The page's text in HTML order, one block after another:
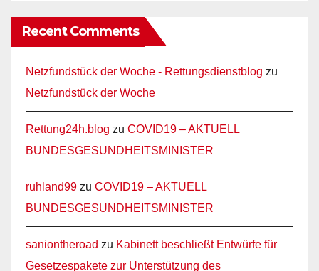
Recent Comments
Netzfundstück der Woche - Rettungsdienstblog zu
Netzfundstück der Woche
Rettung24h.blog zu COVID19 – AKTUELL
BUNDESGESUNDHEITSMINISTER
ruhland99 zu COVID19 – AKTUELL
BUNDESGESUNDHEITSMINISTER
saniontheroad zu Kabinett beschließt Entwürfe für
Gesetzespakete zur Unterstützung des